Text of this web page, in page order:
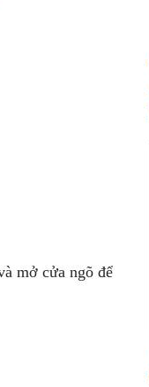
mở cửa ngõ để